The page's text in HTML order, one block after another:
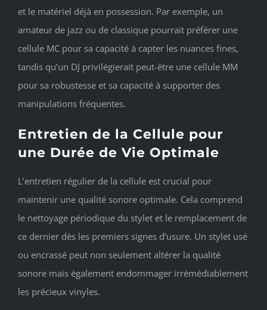
et le matériel déjà en possession. Par exemple, un
amateur de jazz ou de classique pourrait préférer une
cellule MC pour sa capacité à capter les nuances fines,
tandis qu’un DJ privilégierait peut-être une cellule MM
pour sa robustesse et sa capacité à supporter des
manipulations fréquentes.
Entretien de la Cellule pour
une Durée de Vie Optimale
L’entretien régulier de la cellule est crucial pour
maintenir une qualité sonore optimale. Cela comprend
le nettoyage périodique du stylet et le remplacement de
ce dernier dès les premiers signes d’usure. Un stylet usé
ou encrassé peut non seulement altérer la qualité
sonore mais également endommager irrémédiablement
les précieux vinyles.